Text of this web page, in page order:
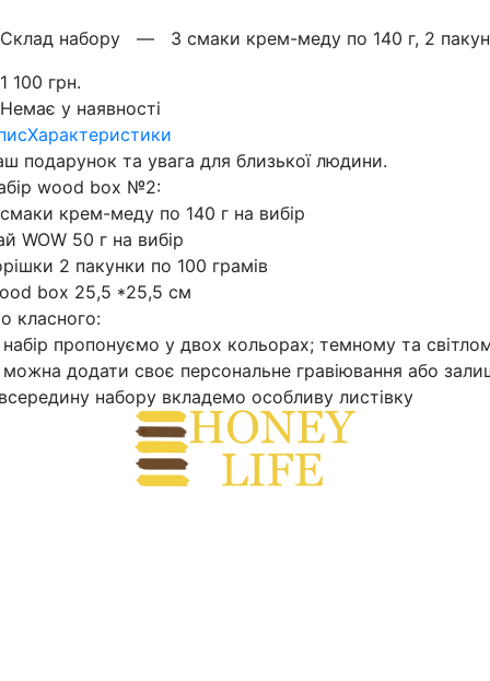
Склад набору — 3 смаки крем-меду по 140 г, 2
1 100 грн.
Немає у наявності
Характеристики
подарунок та увага для близької людини.
wood box №2:
крем-меду по 140 г на вибір
WOW 50 г на вибір
2 пакунки по 100 грамів
box 25,5 *25,5 см
класного:
пропонуємо у двох кольорах; темному та
додати своє персональне гравіювання або
набору вкладемо особливу листівку